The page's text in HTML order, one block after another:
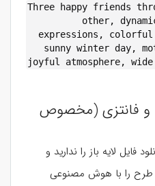
Three happy friends
other,
expressions,
sunny winter day,
joyful atmosphere,
و فانتزی (مخصوص
لایه باز را ندارید و
طرح را با هوش مصنوعی